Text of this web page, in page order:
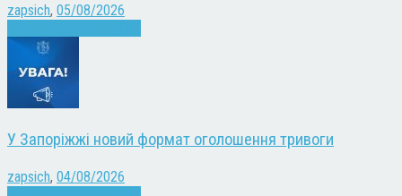
zapsich, 05/08/2026
У Запоріжжі новий формат оголошення тривоги
zapsich, 04/08/2026